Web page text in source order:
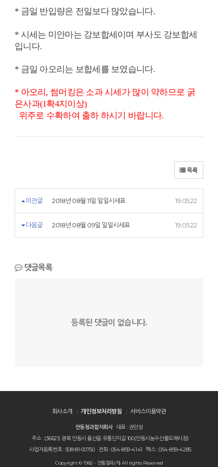
* 금일 반입량은 전일보다 많았습니다.
* 시세는 미안마는 강보합세이며 부사도 강보합세
입니다.
* 금일 아오리는 보합세를 보였습니다.
* 아오리, 썸머킹은 소과 시세가 많이 약하므로 굵
은사과(1확4지이상)
위주로 수확하여 출하 하시기 바랍니다.
목록
이전글 2018년 08월 11일 일일시세표 19.05.22
다음글 2018년 08월 09일 일일시세표 19.05.22
댓글목록
등록된 댓글이 없습니다.
회사소개 개인정보처리방침 서비스이용약관
안동청과합자회사
대표 : 권민성
주소 : (36621) 경북 안동시 풍산읍 유통단지길 100(안동시농수산물도매시장)
사업자등록번호 : 508-81-00750
전화 : 054-859-4141 팩스 : 054-859-4285
Copyright © 1982 - 안동청과(자) All rights Reserved